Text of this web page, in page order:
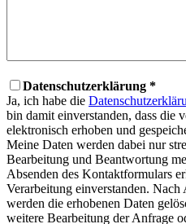
Datenschutzerklärung *
Ja, ich habe die
bin damit einverstanden, dass die
elektronisch erhoben und
Meine Daten werden dabei nur
Bearbeitung und Beantwortung
Absenden des Kontaktformulars
Verarbeitung einverstanden. Nach
werden die erhobenen Daten
weitere Bearbeitung der Anfrage